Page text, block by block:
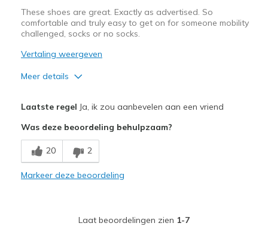
Sizing
Feels true to size
View On Shoes
I'm Really Into Shoes
These shoes are great. Exactly as advertised. So
comfortable and truly easy to get on for someone mobility
challenged, socks or no socks.
Vertaling weergeven
Meer details
Beste toepassingen
Casual Wear
View On Shoes
Shoes are for Wearing
Laatste regel Ja, ik zou aanbevelen aan een vriend
Was deze beoordeling behulpzaam?
20 2
Markeer deze beoordeling
Laat beoordelingen zien 1-7